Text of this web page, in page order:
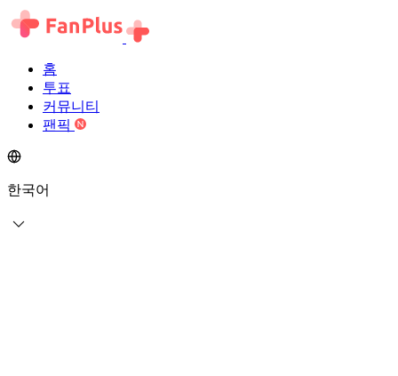
홈
투표
커뮤니티
팬픽
한국어